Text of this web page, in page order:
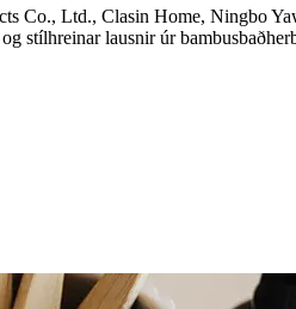
Co., Ltd., Clasin Home, Ningbo
stílhreinar lausnir úr